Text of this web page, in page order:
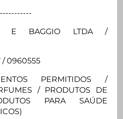
E BAGGIO LTDA /
/ 0960555
PERMITIDOS /
/ PRODUTOS DE
PARA SAÚDE